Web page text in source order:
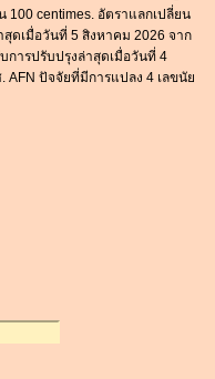
100 centimes. อัตราแลกเปลี่ยน
ดเมื่อวันที่ 5 สิงหาคม 2026 จาก
การปรับปรุงล่าสุดเมื่อวันที่ 4
AFN ปัจจัยที่มีการแปลง 4 เลขนัย